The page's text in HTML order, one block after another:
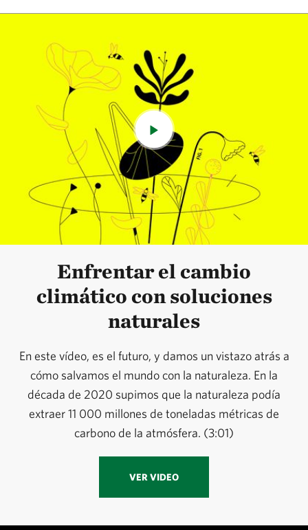
Enfrentar el cambio
climático con soluciones
naturales
En este vídeo, es el futuro, y damos un vistazo atrás a
cómo salvamos el mundo con la naturaleza. En la
década de 2020 supimos que la naturaleza podía
extraer 11 000 millones de toneladas métricas de
carbono de la atmósfera. (3:01)
VER VIDEO